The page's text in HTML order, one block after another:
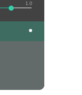
1.0